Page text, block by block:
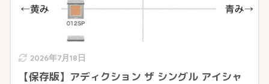
2026年7月18日
【保存版】アディクション ザ シングル アイシャ